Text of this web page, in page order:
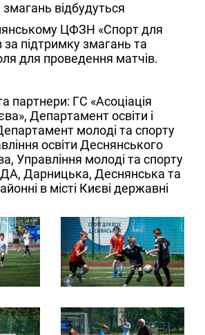
змагань відбудуться
ЦФЗН «Спорт для
за підтримку змагань та
для проведення матчів.
партнери: ГС «Асоціація
Департамент освіти і
молоді та спорту
освіти Деснянського
Управління молоді та спорту
Дарницька, Деснянська та
в місті Києві державні